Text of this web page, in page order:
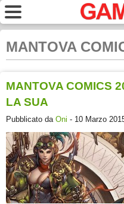
MANTOVA
MANTOVA COMICS
LA SUA
Pubblicato da Oni - 10 Marzo